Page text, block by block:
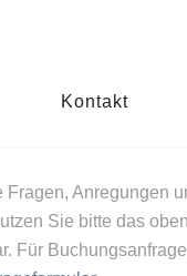
Kontakt
Fragen, Anregungen
Sie bitte das
Für